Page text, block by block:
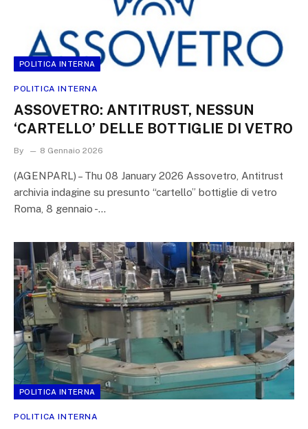
POLITICA INTERNA
POLITICA INTERNA
ASSOVETRO: ANTITRUST, NESSUN
‘CARTELLO’ DELLE BOTTIGLIE DI VETRO
By 8 Gennaio 2026
(AGENPARL) – Thu 08 January 2026 Assovetro, Antitrust
archivia indagine su presunto “cartello” bottiglie di vetro
Roma, 8 gennaio -…
POLITICA INTERNA
POLITICA INTERNA